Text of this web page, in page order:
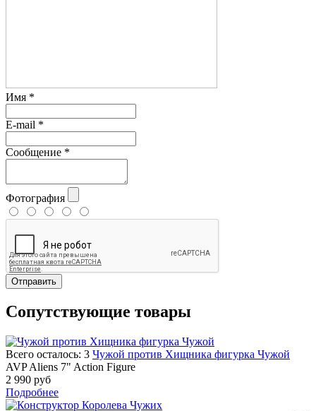
Имя *
E-mail *
Сообщение *
Фотография
Отправить
Сопутствующие товары
Всего осталось: 3 Чужой против Хищника фигурка Чужой
AVP Aliens 7" Action Figure
2 990 руб
Подробнее